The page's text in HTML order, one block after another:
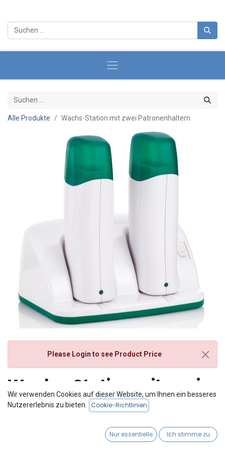
Alle Produkte Wachs-Station mit zwei Patronenhaltern
Please Login to see Product Price
Wachs-Station mit zwei
Patronenhaltern
Wir verwenden Cookies auf dieser Website, um Ihnen ein besseres
Nutzererlebnis zu bieten.
Cookie-Richtlinien
Nur essentielle Ich stimme zu